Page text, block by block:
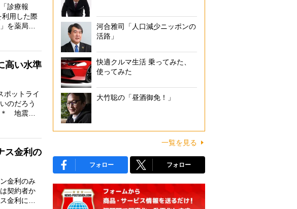
診療報
用した際
を薬局に
高い水準
ポットライ
のだろう
地震保
ス金利の
金利のみ
契約者か
金利によ
河合雅司「人口減少ニッポンの
活路」
快適クルマ生活 乗ってみた、
使ってみた
大竹聡の「昼酒御免！」
一覧を見る
フォロー フォロー